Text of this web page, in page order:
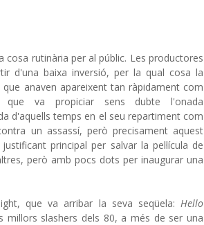
cosa rutinària per al públic. Les productores
d'una baixa inversió, per la qual cosa la
anaven apareixent tan ràpidament com
que va propiciar sens dubte l'onada
d'aquells temps en el seu repartiment com
un assassí, però precisament aquest
principal per salvar la pel·lícula de
però amb pocs dots per inaugurar una
que va arribar la seva seqüela: Hello
millors slashers dels 80, a més de ser una